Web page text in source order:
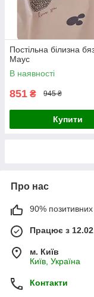
Постільна білизна
Маус
В наявності
851 ₴ 945 ₴
Купити
Про нас
90% позитивних
Працює з
м. Київ
Київ, Україна
Контакти